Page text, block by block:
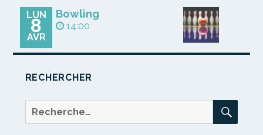
LUN
8
AVR
Bowling
14:00
RECHERCHER
Recherche